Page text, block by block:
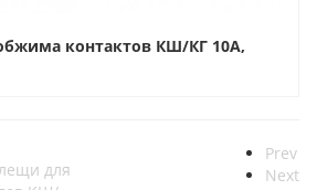
контактов КШ/КГ 10А,
Prev
Next